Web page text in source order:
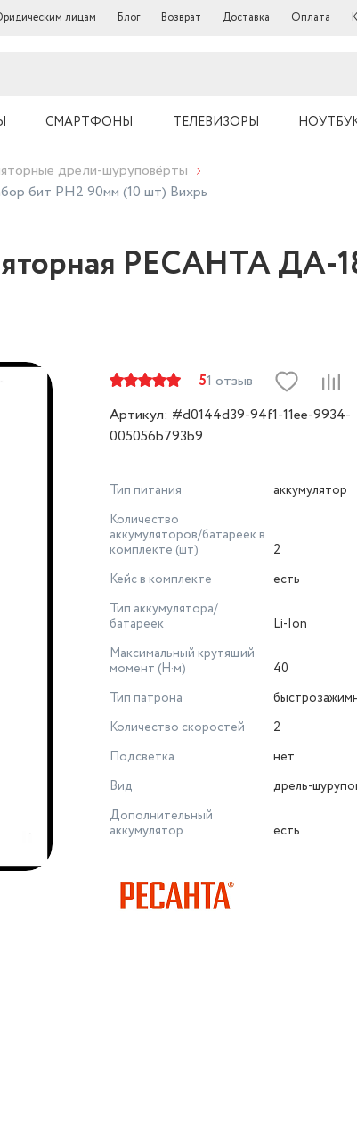
лицам Блог Возврат Доставка Оплата
СМАРТФОНЫ ТЕЛЕВИЗОРЫ
дрели-шуруповёрты
бит PH2 90мм (10 шт) Вихрь
РЕСАНТА ДА-
51 отзыв
Артикул: #d0144d39-94f1-11ee-9934-
005056b793b9
Тип питания
аккумулятор
Количество
аккумуляторов/батареек в
комплекте (шт)
2
Кейс в комплекте
есть
Тип аккумулятора/
батареек
Li-Ion
Максимальный крутящий
момент (Н·м)
40
Тип патрона
Количество скоростей
2
Подсветка
нет
Вид
дрель-
Дополнительный
аккумулятор
есть